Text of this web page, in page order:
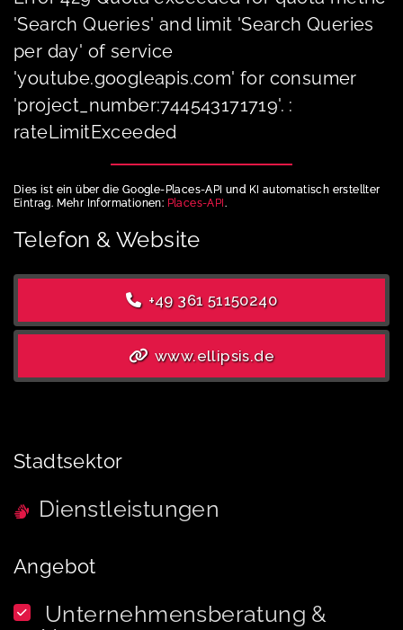
'Search Queries' and limit 'Search Queries
per day' of service
'youtube.googleapis.com' for consumer
'project_number:744543171719'. :
rateLimitExceeded
Dies ist ein über die Google-Places-API und KI automatisch erstellter
Eintrag. Mehr Informationen: Places-API .
Telefon & Website
+49 361 51150240
www.ellipsis.de
Stadtsektor
Dienstleistungen
Angebot
Unternehmensberatung &